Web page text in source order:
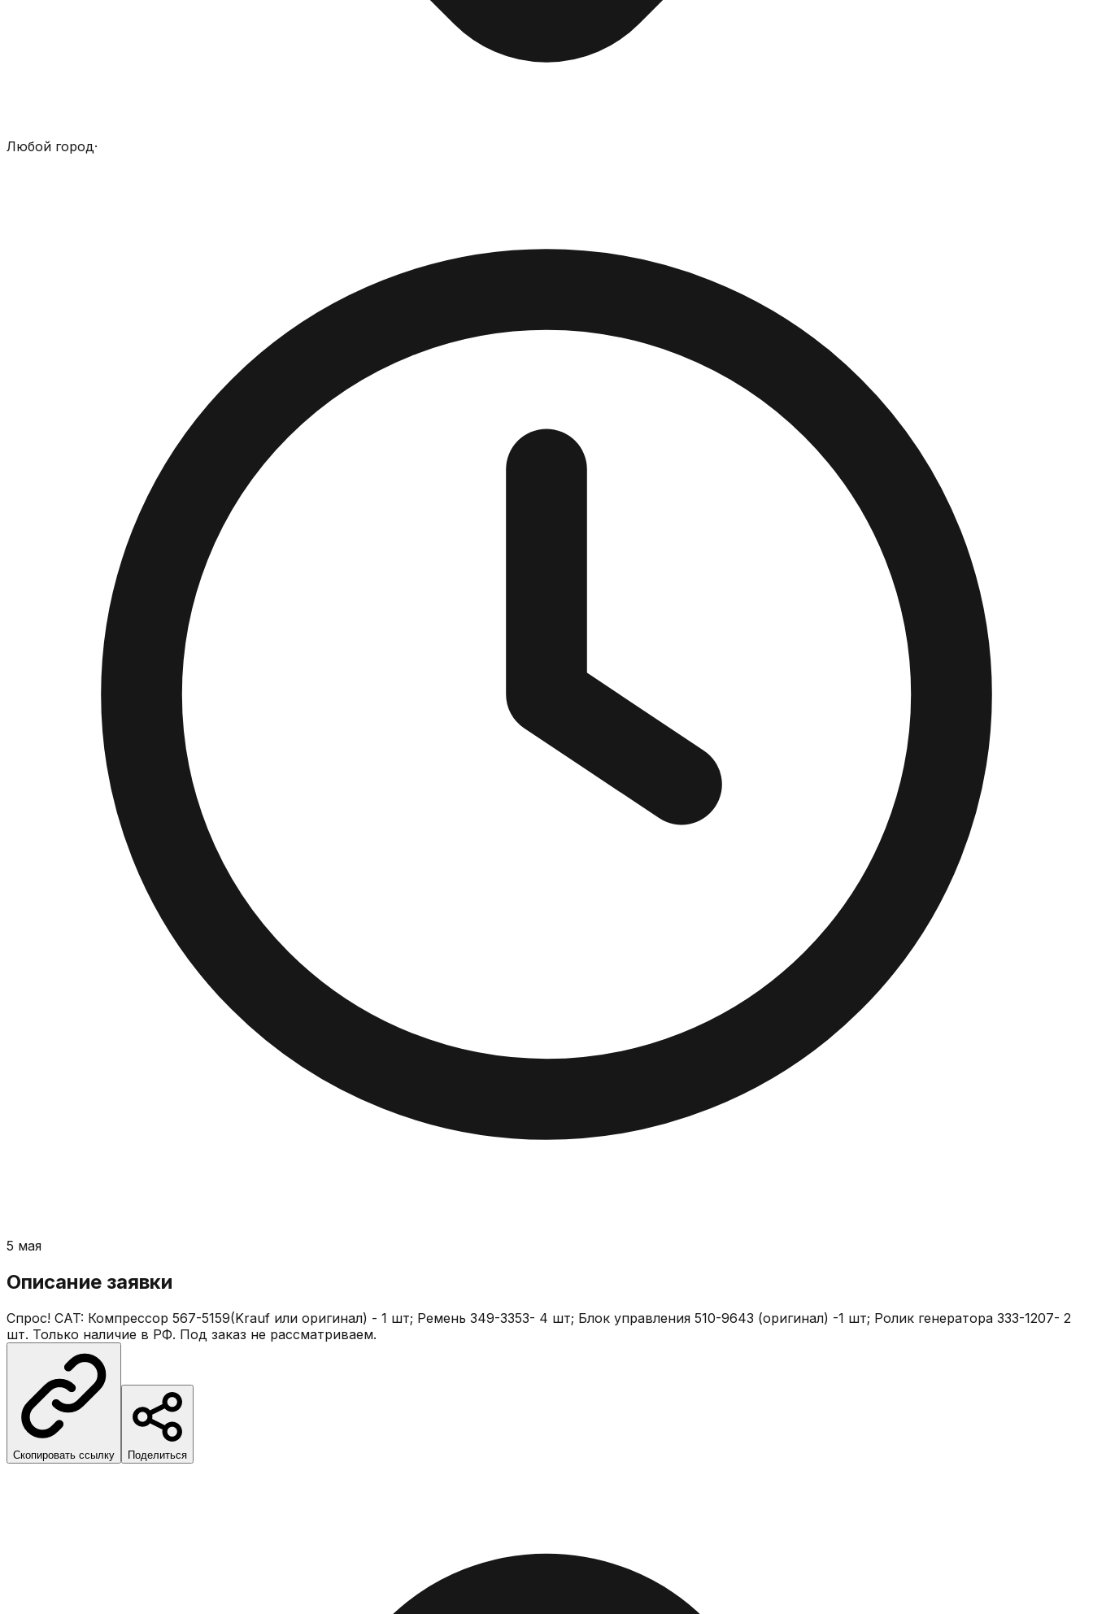
Любой город·
5 мая
Описание заявки
Спрос! CAT: Компрессор 567-5159(Krauf или оригинал) - 1 шт; Ремень 349-3353- 4 шт; Блок управления 510-9643 (оригинал) -1 шт; Ролик генератора 333-1207- 2
шт. Только наличие в РФ. Под заказ не рассматриваем.
Скопировать ссылку Поделиться